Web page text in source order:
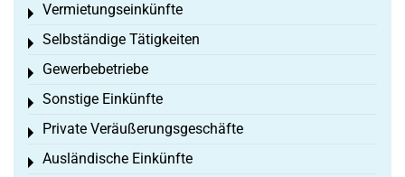
Vermietungseinkünfte
Toggle menu
Selbständige Tätigkeiten
Toggle menu
Gewerbebetriebe
Toggle menu
Sonstige Einkünfte
Toggle menu
Private Veräußerungsgeschäfte
Toggle menu
Ausländische Einkünfte
Toggle menu